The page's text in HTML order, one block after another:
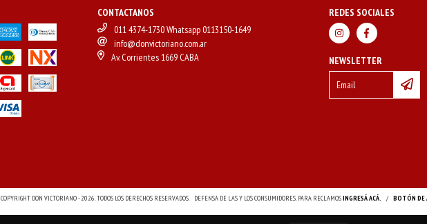
CONTACTANOS
011 4374-1730 Whatsapp 0113150-1649
info@donvictoriano.com.ar
Av. Corrientes 1669 CABA
REDES SOCIALES
NEWSLETTER
COPYRIGHT DON VICTORIANO - 2026. TODOS LOS DERECHOS RESERVADOS. DEFENSA DE LAS Y LOS CONSUMIDORES. PARA RECLAMOSINGRESÁ ACÁ. / BOTÓN DE